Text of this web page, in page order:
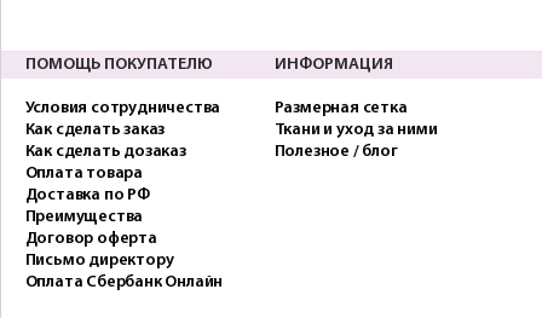
ПОМОЩЬ ПОКУПАТЕЛЮ
Условия сотрудничества
Как сделать заказ
Как сделать дозаказ
Оплата товара
Доставка по РФ
Преимущества
Договор оферта
Письмо директору
Оплата Сбербанк Онлайн
ИНФОРМАЦИЯ
Размерная сетка
Ткани и уход за ними
Полезное / блог